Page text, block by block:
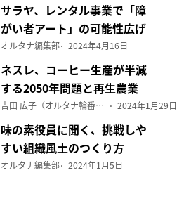
サラヤ、レンタル事業で「障
がい者アート」の可能性広げ
る
オルタナ編集部 2024年4月16日
ネスレ、コーヒー生産が半減
する2050年問題と再生農業
（前編）
吉田 広子（オルタナ輪番編集長） 2024年1月29日
味の素役員に聞く、挑戦しや
すい組織風土のつくり方
オルタナ編集部 2024年1月5日